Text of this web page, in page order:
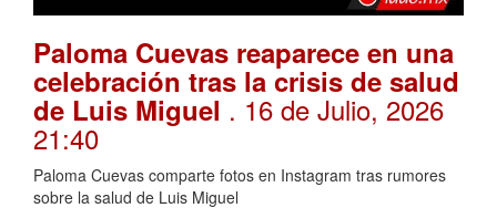
Paloma Cuevas reaparece en una
celebración tras la crisis de salud
de Luis Miguel . 16 de Julio, 2026
21:40
Paloma Cuevas comparte fotos en Instagram tras rumores
sobre la salud de Luis Miguel